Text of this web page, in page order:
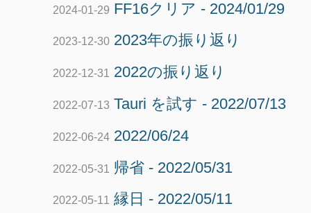
2024-01-29 FF16クリア - 2024/01/29
2023-12-30 2023年の振り返り
2022-12-31 2022の振り返り
2022-07-13 Tauri を試す - 2022/07/13
2022-06-24 2022/06/24
2022-05-31 帰省 - 2022/05/31
2022-05-11 縁日 - 2022/05/11